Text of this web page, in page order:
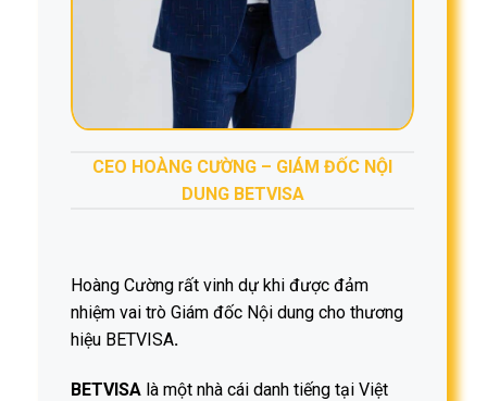
CEO HOÀNG CƯỜNG – GIÁM ĐỐC NỘI
DUNG BETVISA
Hoàng Cường rất vinh dự khi được đảm
nhiệm vai trò Giám đốc Nội dung cho thương
hiệu BETVISA.
BETVISAlà một nhà cái danh tiếng tại Việt